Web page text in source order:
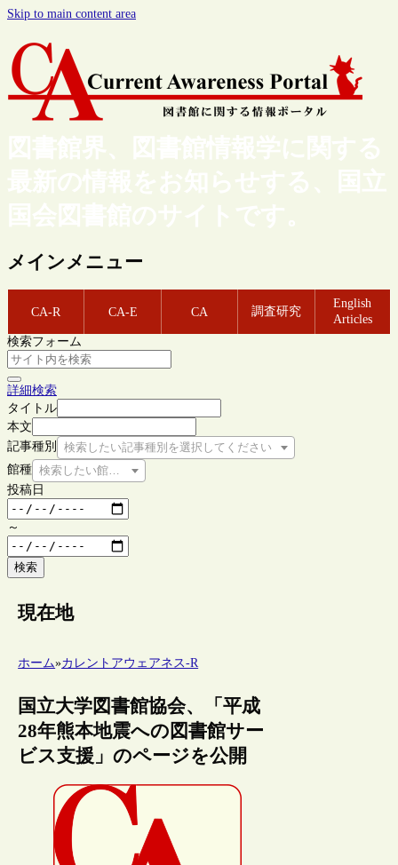
Skip to main content area
図書館界、図書館情報学に関する
最新の情報をお知らせする、国立
国会図書館のサイトです。
メインメニュー
CA-R CA-E CA 調査研究
English
Articles
検索フォーム
詳細検索
タイトル
本文
記事種別
検索したい記事種別を選択してください
館種 検索したい館種を選択してください
投稿日
～
検索
現在地
ホーム»カレントアウェアネス-R
国立大学図書館協会、「平成
28年熊本地震への図書館サー
ビス支援」のページを公開